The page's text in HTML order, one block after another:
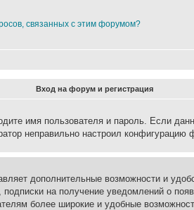
связанных с этим форумом?
Вход на форум и регистрация
имя пользователя и пароль. Если
неправильно настроил
дополнительные возможности и
на получение уведомлений о
более широкие и удобные